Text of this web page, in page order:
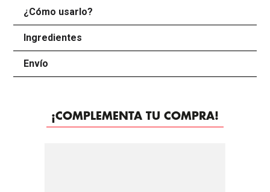
¿Cómo usarlo?
Ingredientes
Envío
¡COMPLEMENTA TU COMPRA!